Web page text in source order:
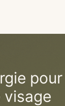
pour
visage